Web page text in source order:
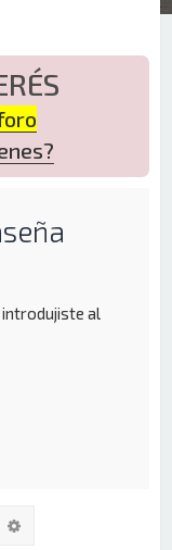
introdujiste al